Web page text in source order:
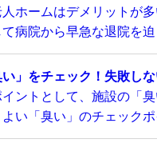
ホームはデメリットが
病院から早急な退院を
」をチェック！失敗し
ントとして、施設の「
い「臭い」のチェック